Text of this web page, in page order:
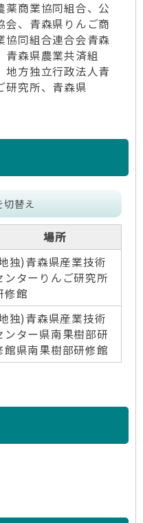
薬商業協同組合、公
会、青森県りんご商
協同組合連合会青森
青森県農業共済組
地方独立行政法人青
研究所、青森県
切替え
場所
独)青森県産業技術
ンターりんご研究所
修館
独)青森県産業技術
ンター県南果樹部研
館県南果樹部研修館